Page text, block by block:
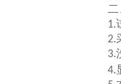
二
1.
2.
3.
4.